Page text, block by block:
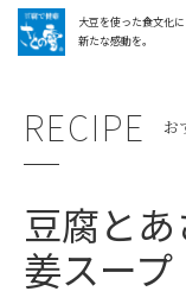
大豆を使った食文化に
新たな感動を。
採
RECIPE お
豆腐と
姜スープ